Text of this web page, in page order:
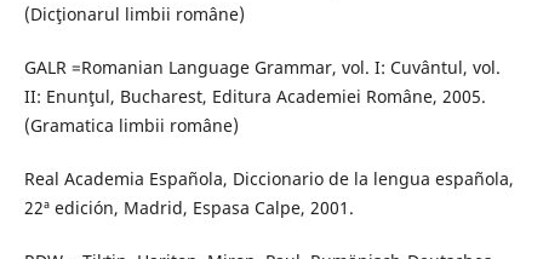
(Dicţionarul limbii române)
GALR =Romanian Language Grammar, vol. I: Cuvântul, vol.
II: Enunţul, Bucharest, Editura Academiei Române, 2005.
(Gramatica limbii române)
Real Academia Española, Diccionario de la lengua española,
22ª edición, Madrid, Espasa Calpe, 2001.